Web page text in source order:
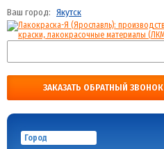
Ваш город: Якутск
ЗАКАЗАТЬ ОБРАТНЫЙ ЗВОНОК
Город